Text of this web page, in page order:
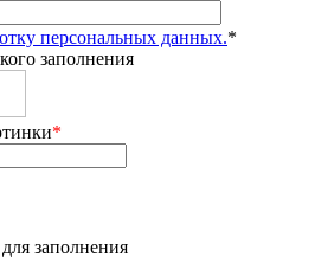
персональных данных.*
заполнения
*
заполнения